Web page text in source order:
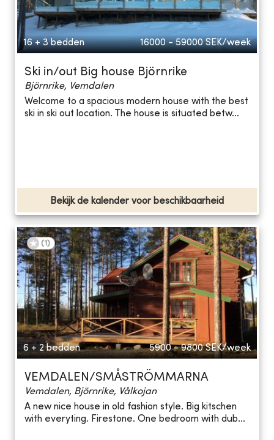
16 + 3 bedden 16000 - 59000 SEK/week
Ski in/out Big house Björnrike
Björnrike, Vemdalen
Welcome to a spacious modern house with the best
ski in ski out location. The house is situated betw...
Bekijk de kalender voor beschikbaarheid
(1 )
6 + 2 bedden 5900 - 9800 SEK/week
VEMDALEN/SMÅSTRÖMMARNA
Vemdalen, Björnrike, Vålkojan
A new nice house in old fashion style. Big kitschen
with everyting. Firestone. One bedroom with dub...